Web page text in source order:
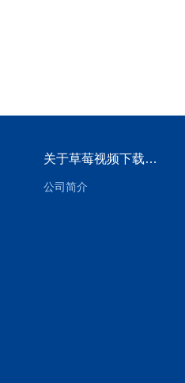
关于草莓视频下载地址
公司简介